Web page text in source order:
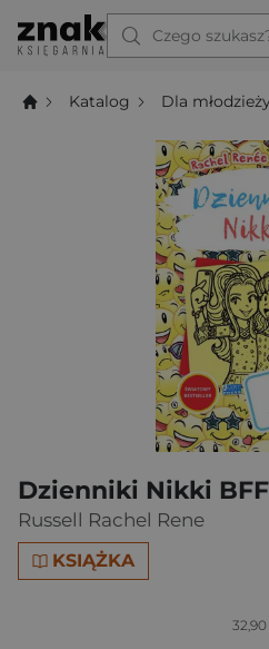
Czego
Katalog Dla młodzieży
Dzienniki Nikki
Russell Rachel Rene
KSIĄŻKA
32,90